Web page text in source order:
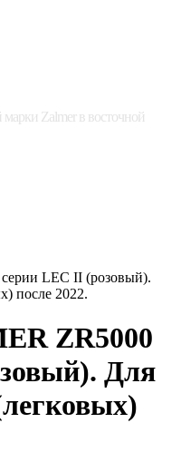
Zalmer в восточной
LEC II (розовый).
после 2022.
ZR5000
Для